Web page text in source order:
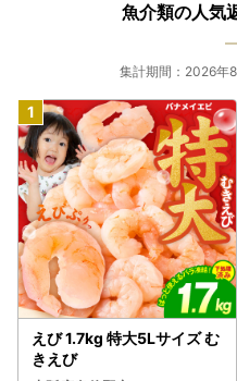
魚介類の人気
集計期間：2026年
えび 1.7kg 特大5Lサイズ む
きえび